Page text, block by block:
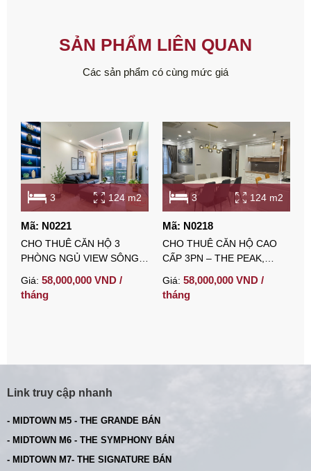
SẢN PHẨM LIÊN QUAN
Các sản phẩm có cùng mức giá
3 124 m2
Mã: N0221
CHO THUÊ CĂN HỘ 3
PHÒNG NGỦ VIEW SÔNG
PHÚ MỸ HƯNG
Giá: 58,000,000 VND /
tháng
3 124 m2
Mã: N0218
CHO THUÊ CĂN HỘ CAO
CẤP 3PN – THE PEAK,
TẦNG CAO – VIEW
THOÁNG – FULL NỘI THẤT
Giá: 58,000,000 VND /
tháng
Link truy cập nhanh
- MIDTOWN M5 - THE GRANDE BÁN
- MIDTOWN M6 - THE SYMPHONY BÁN
- MIDTOWN M7- THE SIGNATURE BÁN